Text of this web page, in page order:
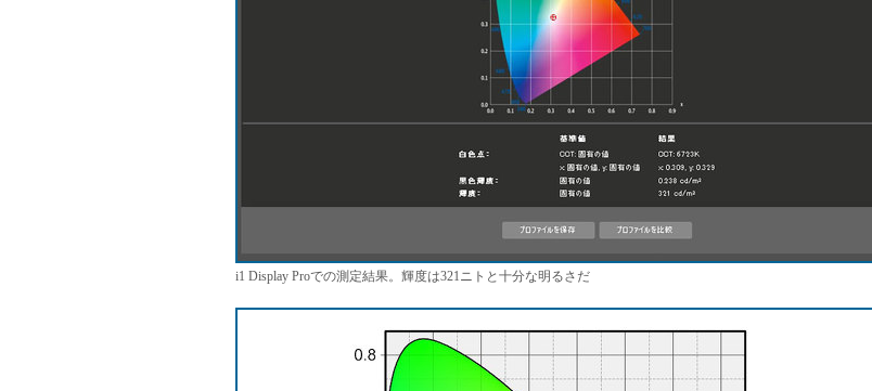
i1 Display Proでの測定結果。輝度は321ニトと十分な明るさだ